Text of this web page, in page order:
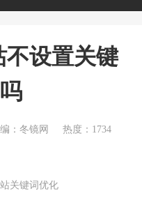
不设置关键
：冬镜网 热度：1734
关键词优化